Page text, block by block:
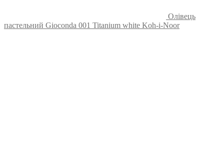
Олівець
пастельний Gioconda 001 Titanium white Koh-i-Noor